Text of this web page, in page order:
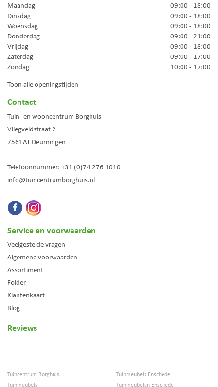
Maandag
09:00 - 18:00
Dinsdag
09:00 - 18:00
Woensdag
09:00 - 18:00
Donderdag
09:00 - 21:00
Vrijdag
09:00 - 18:00
Zaterdag
09:00 - 17:00
Zondag
10:00 - 17:00
Toon alle openingstijden
Contact
Tuin- en wooncentrum Borghuis
Vliegveldstraat 2
7561AT Deurningen
Telefoonnummer: +31 (0)74 276 1010
info@tuincentrumborghuis.nl
Service en voorwaarden
Veelgestelde vragen
Algemene voorwaarden
Assortiment
Folder
Klantenkaart
Blog
Reviews
Tuincentrum Borghuis
Tuinmeubels
Tuinmeubels Enschede
Tuinmeubelen Enschede